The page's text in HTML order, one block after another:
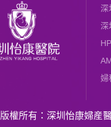
深
深
婦
版權所有：深圳怡康婦産